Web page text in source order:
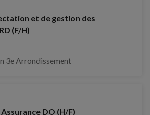
et de gestion des
(F/H)
3e Arrondissement
DO (H/F)